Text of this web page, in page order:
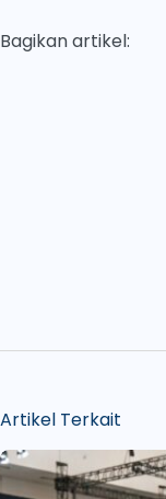
Bagikan artikel:
Artikel Terkait